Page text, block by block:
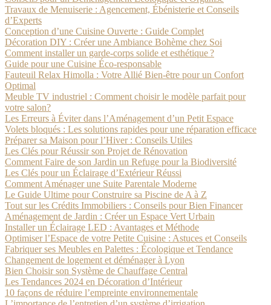
Travaux de Menuiserie : Agencement, Ébénisterie et Conseils
d’Experts
Conception d’une Cuisine Ouverte : Guide Complet
Décoration DIY : Créer une Ambiance Bohème chez Soi
Comment installer un garde-corps solide et esthétique ?
Guide pour une Cuisine Éco-responsable
Fauteuil Relax Himolla : Votre Allié Bien-être pour un Confort
Optimal
Meuble TV industriel : Comment choisir le modèle parfait pour
votre salon?
Les Erreurs à Éviter dans l’Aménagement d’un Petit Espace
Volets bloqués : Les solutions rapides pour une réparation efficace
Préparer sa Maison pour l’Hiver : Conseils Utiles
Les Clés pour Réussir son Projet de Rénovation
Comment Faire de son Jardin un Refuge pour la Biodiversité
Les Clés pour un Éclairage d’Extérieur Réussi
Comment Aménager une Suite Parentale Moderne
Le Guide Ultime pour Construire sa Piscine de A à Z
Tout sur les Crédits Immobiliers : Conseils pour Bien Financer
Aménagement de Jardin : Créer un Espace Vert Urbain
Installer un Éclairage LED : Avantages et Méthode
Optimiser l’Espace de votre Petite Cuisine : Astuces et Conseils
Fabriquer ses Meubles en Palettes : Écologique et Tendance
Changement de logement et déménager à Lyon
Bien Choisir son Système de Chauffage Central
Les Tendances 2024 en Décoration d’Intérieur
10 façons de réduire l’empreinte environnementale